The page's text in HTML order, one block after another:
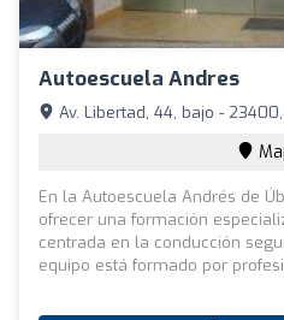
Autoescuela Andres
Av. Libertad, 44, bajo -
En la Autoescuela Andrés de
ofrecer una formación
centrada en la conducción
equipo está formado por